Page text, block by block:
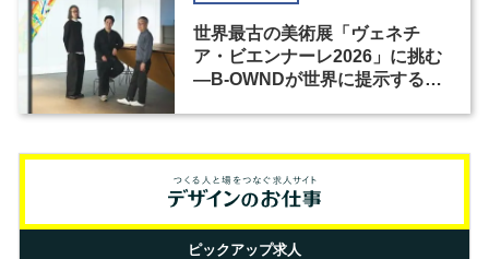
世界最古の美術展「ヴェネチ
ア・ビエンナーレ2026」に挑む
―B-OWNDが世界に提示する美
ピックアップ求人